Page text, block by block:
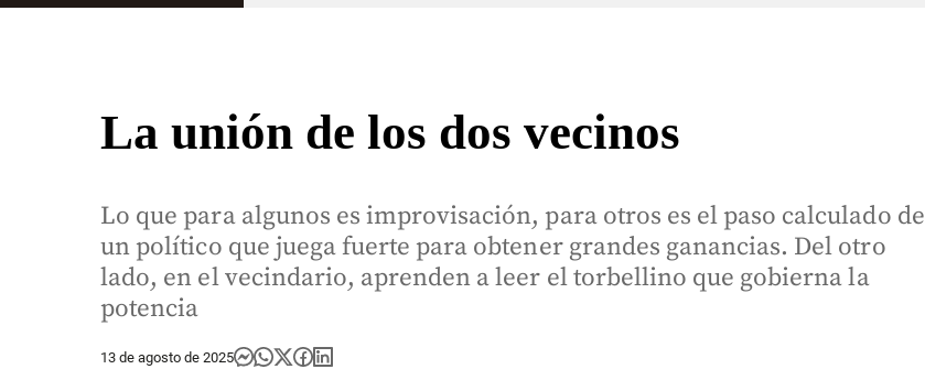
La unión de los dos vecinos
Lo que para algunos es improvisación, para otros es el paso calculado de
un político que juega fuerte para obtener grandes ganancias. Del otro
lado, en el vecindario, aprenden a leer el torbellino que gobierna la
potencia
13 de agosto de 2025